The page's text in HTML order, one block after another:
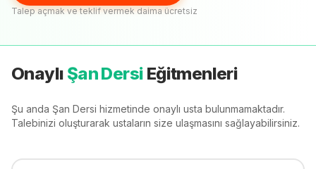
Talep açmak ve teklif vermek daima ücretsiz
Onaylı Şan Dersi Eğitmenleri
Şu anda Şan Dersi hizmetinde onaylı usta bulunmamaktadır.
Talebinizi oluşturarak ustaların size ulaşmasını sağlayabilirsiniz.